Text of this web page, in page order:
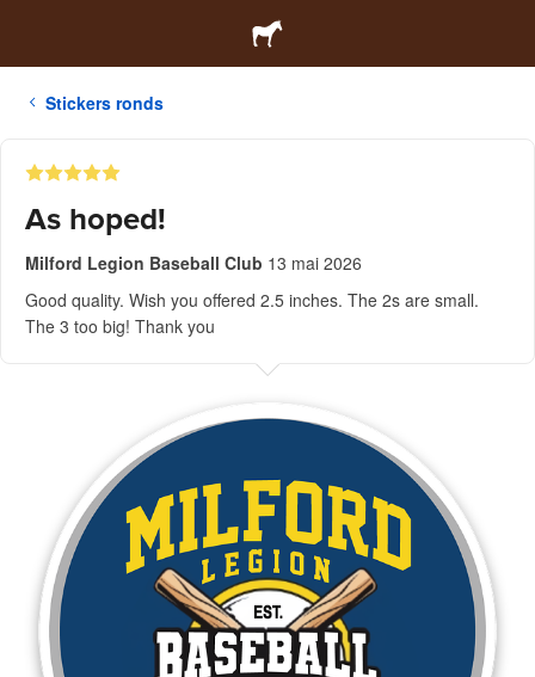
Stickers ronds
As hoped!
Milford Legion Baseball Club 13 mai 2026
Good quality. Wish you offered 2.5 inches. The 2s are small.
The 3 too big! Thank you